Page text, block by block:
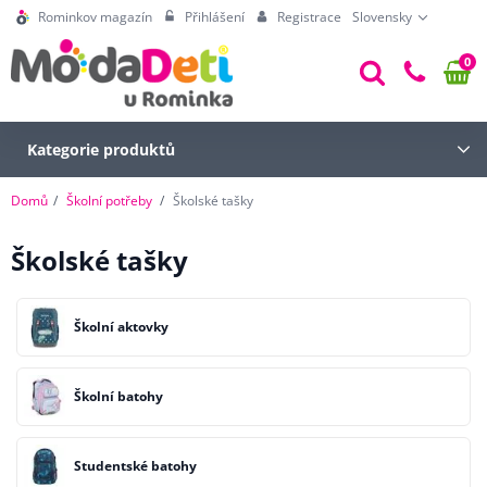
Rominkov magazín Přihlášení Registrace Slovensky
0
Kategorie produktů
Domů Školní potřeby Školské tašky
Školské tašky
Školní aktovky
Školní batohy
Studentské batohy